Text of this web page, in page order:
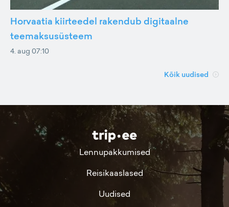
Horvaatia kiirteedel rakendub digitaalne
teemaksusüsteem
4. aug 07:10
Kõik uudised
Lennupakkumised
Reisikaaslased
Uudised